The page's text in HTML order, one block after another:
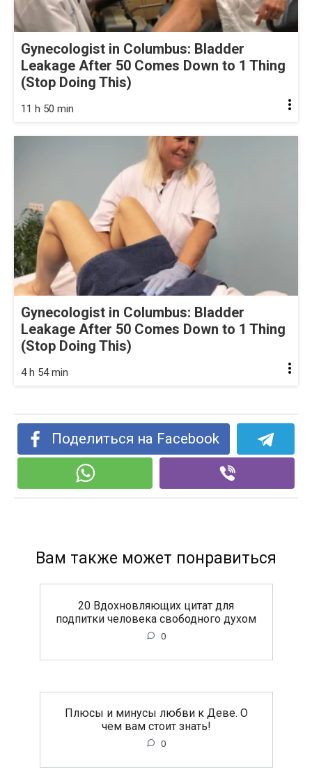
Gynecologist in Columbus: Bladder
Leakage After 50 Comes Down to 1 Thing
(Stop Doing This)
11 h 50 min
Gynecologist in Columbus: Bladder
Leakage After 50 Comes Down to 1 Thing
(Stop Doing This)
4 h 54 min
Поделиться на Facebook
Вам также может понравиться
20 Вдохновляющих цитат для
подпитки человека свободного духом
0
Плюсы и минусы любви к Деве. О
чем вам стоит знать!
0